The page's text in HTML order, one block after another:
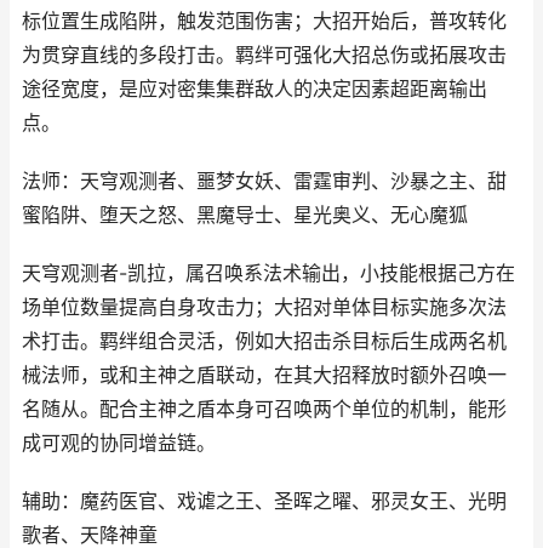
标位置生成陷阱，触发范围伤害；大招开始后，普攻转化
为贯穿直线的多段打击。羁绊可强化大招总伤或拓展攻击
途径宽度，是应对密集集群敌人的决定因素超距离输出
点。
法师：天穹观测者、噩梦女妖、雷霆审判、沙暴之主、甜
蜜陷阱、堕天之怒、黑魔导士、星光奥义、无心魔狐
天穹观测者-凯拉，属召唤系法术输出，小技能根据己方在
场单位数量提高自身攻击力；大招对单体目标实施多次法
术打击。羁绊组合灵活，例如大招击杀目标后生成两名机
械法师，或和主神之盾联动，在其大招释放时额外召唤一
名随从。配合主神之盾本身可召唤两个单位的机制，能形
成可观的协同增益链。
辅助：魔药医官、戏谑之王、圣晖之曜、邪灵女王、光明
歌者、天降神童